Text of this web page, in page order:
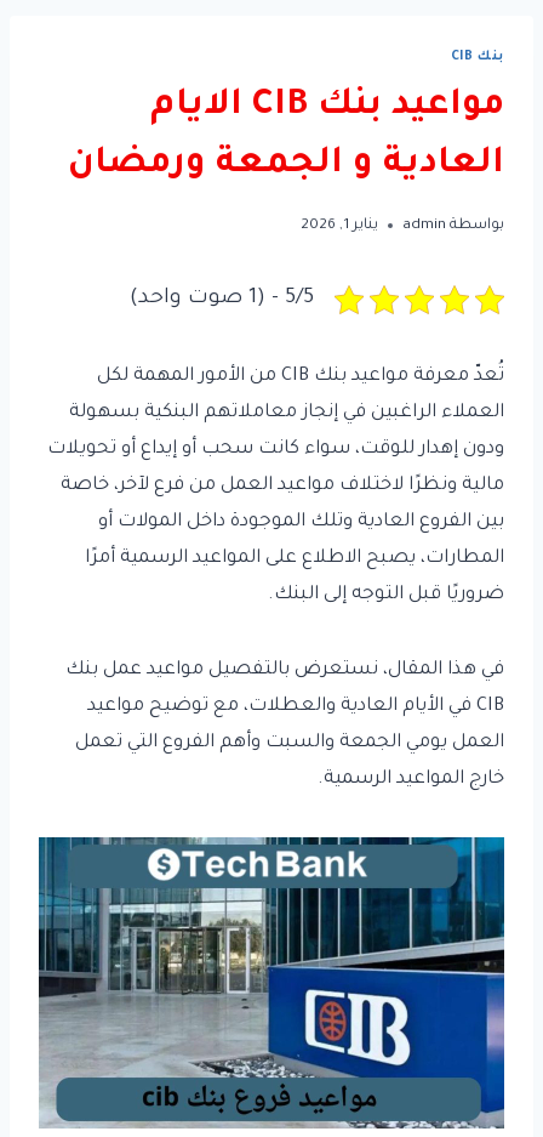
بنك CIB
مواعيد بنك CIB الايام
العادية و الجمعة ورمضان
بواسطة admin يناير 1, 2026
5/5 - (1 صوت واحد)
تُعدّ معرفة مواعيد بنك CIB من الأمور المهمة لكل
العملاء الراغبين في إنجاز معاملاتهم البنكية بسهولة
ودون إهدار للوقت، سواء كانت سحب أو إيداع أو تحويلات
مالية ونظرًا لاختلاف مواعيد العمل من فرع لآخر، خاصة
بين الفروع العادية وتلك الموجودة داخل المولات أو
المطارات، يصبح الاطلاع على المواعيد الرسمية أمرًا
ضروريًا قبل التوجه إلى البنك.
في هذا المقال، نستعرض بالتفصيل مواعيد عمل بنك
CIB في الأيام العادية والعطلات، مع توضيح مواعيد
العمل يومي الجمعة والسبت وأهم الفروع التي تعمل
خارج المواعيد الرسمية.